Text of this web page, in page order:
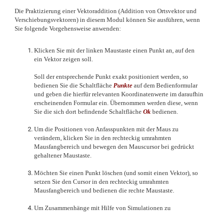
Die Praktizierung einer Vektoraddition (Addition von Ortsvektor und
Verschiebungsvektoren) in diesem Modul können Sie ausführen, wenn
Sie folgende Vorgehensweise anwenden:
Klicken Sie mit der linken Maustaste einen Punkt an, auf den
ein Vektor zeigen soll.
Soll der entsprechende Punkt exakt positioniert werden, so
bedienen Sie die Schaltfläche Punkte auf dem Bedienformular
und geben die hierfür relevanten Koordinatenwerte im daraufhin
erscheinenden Formular ein. Übernommen werden diese, wenn
Sie die sich dort befindende Schaltfläche Ok bedienen.
Um die Positionen von Anfasspunkten mit der Maus zu
verändern, klicken Sie in den rechteckig umrahmten
Mausfangbereich und bewegen den Mauscursor bei gedrückt
gehaltener Maustaste.
Möchten Sie einen Punkt löschen (und somit einen Vektor), so
setzen Sie den Cursor in den rechteckig umrahmten
Mausfangbereich und bedienen die rechte Maustaste.
Um Zusammenhänge mit Hilfe von Simulationen zu